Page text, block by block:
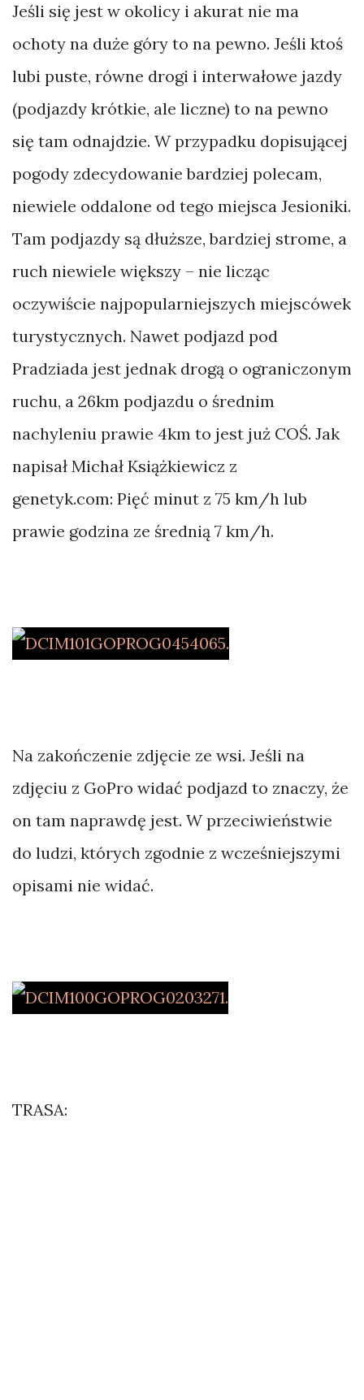
Jeśli się jest w okolicy i akurat nie ma
ochoty na duże góry to na pewno. Jeśli ktoś
lubi puste, równe drogi i interwałowe jazdy
(podjazdy krótkie, ale liczne) to na pewno
się tam odnajdzie. W przypadku dopisującej
pogody zdecydowanie bardziej polecam,
niewiele oddalone od tego miejsca Jesioniki.
Tam podjazdy są dłuższe, bardziej strome, a
ruch niewiele większy – nie licząc
oczywiście najpopularniejszych miejscówek
turystycznych. Nawet podjazd pod
Pradziada jest jednak drogą o ograniczonym
ruchu, a 26km podjazdu o średnim
nachyleniu prawie 4km to jest już COŚ. Jak
napisał Michał Książkiewicz z
genetyk.com: Pięć minut z 75 km/h lub
prawie godzina ze średnią 7 km/h.
Na zakończenie zdjęcie ze wsi. Jeśli na
zdjęciu z GoPro widać podjazd to znaczy, że
on tam naprawdę jest. W przeciwieństwie
do ludzi, których zgodnie z wcześniejszymi
opisami nie widać.
TRASA: